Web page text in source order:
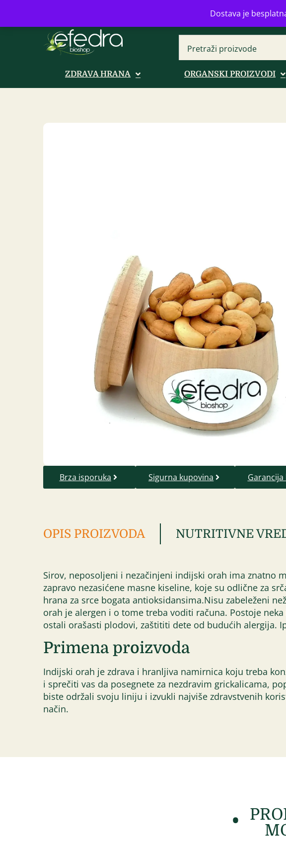
Dostava je
Bulevar Mihajla Pupina 16b, Novi Beograd
ZDRAVA HRANA ORGANSKI PROIZVODI
Brza isporuka Sigurna kupovina
OPIS PROIZVODA NUTRITIVNE
Sirov, neposoljeni i nezačinjeni indijski orah ima znatno
zapravo nezasićene masne kiseline, koje su odlične za
hrana za srce bogata antioksidansima.Nisu zabeleženi
orah je alergen i o tome treba voditi računa. Postoje
ostali orašasti plodovi, zaštititi dete od budućih alergija.
Primena proizvoda
Indijski orah je zdrava i hranljiva namirnica koju treba
i sprečiti vas da posegnete za nezdravim grickalicama,
biste održali svoju liniju i izvukli najviše zdravstvenih
način.